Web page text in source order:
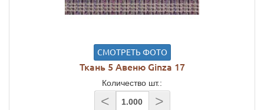
СМОТРЕТЬ ФОТО
Ткань 5 Авеню Ginza 17
Количество шт.:
< >